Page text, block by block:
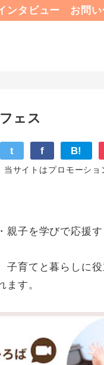
ンタビュー お問
ェス
t f B!
当サイトはプロモーショ
親子を学びで応援
子育てと暮らしに
ます。